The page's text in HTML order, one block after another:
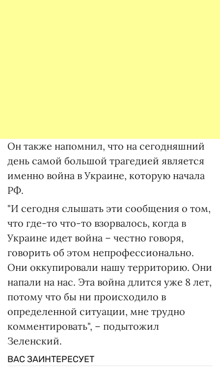
Он также напомнил, что на сегодняшний
день самой большой трагедией является
именно война в Украине, которую начала
РФ.
"И сегодня слышать эти сообщения о том,
что где-то что-то взорвалось, когда в
Украине идет война – честно говоря,
говорить об этом непрофессионально.
Они оккупировали нашу территорию. Они
напали на нас. Эта война длится уже 8 лет,
потому что бы ни происходило в
определенной ситуации, мне трудно
комментировать", – подытожил
Зеленский.
ВАС ЗАИНТЕРЕСУЕТ